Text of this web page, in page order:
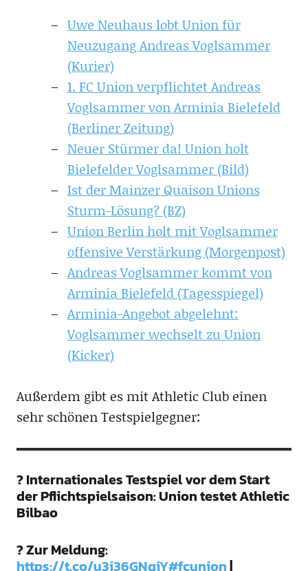
Uwe Neuhaus lobt Union für
Neuzugang Andreas Voglsammer
(Kurier)
1. FC Union verpflichtet Andreas
Voglsammer von Arminia Bielefeld
(Berliner Zeitung)
Neuer Stürmer da! Union holt
Bielefelder Voglsammer (Bild)
Ist der Mainzer Quaison Unions
Sturm-Lösung? (BZ)
Union Berlin holt mit Voglsammer
offensive Verstärkung (Morgenpost)
Andreas Voglsammer kommt von
Arminia Bielefeld (Tagesspiegel)
Arminia-Angebot abgelehnt:
Voglsammer wechselt zu Union
(Kicker)
Außerdem gibt es mit Athletic Club einen
sehr schönen Testspielgegner:
? Internationales Testspiel vor dem Start
der Pflichtspielsaison: Union testet Athletic
Bilbao
? Zur Meldung:
https://t.co/u3i36GNqiY#fcunion|